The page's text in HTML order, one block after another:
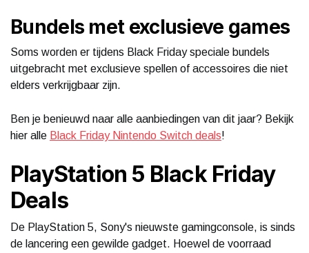
Bundels met exclusieve games
Soms worden er tijdens Black Friday speciale bundels
uitgebracht met exclusieve spellen of accessoires die niet
elders verkrijgbaar zijn.
Ben je benieuwd naar alle aanbiedingen van dit jaar? Bekijk
hier alle Black Friday Nintendo Switch deals!
PlayStation 5 Black Friday
Deals
De PlayStation 5, Sony's nieuwste gamingconsole, is sinds
de lancering een gewilde gadget. Hoewel de voorraad